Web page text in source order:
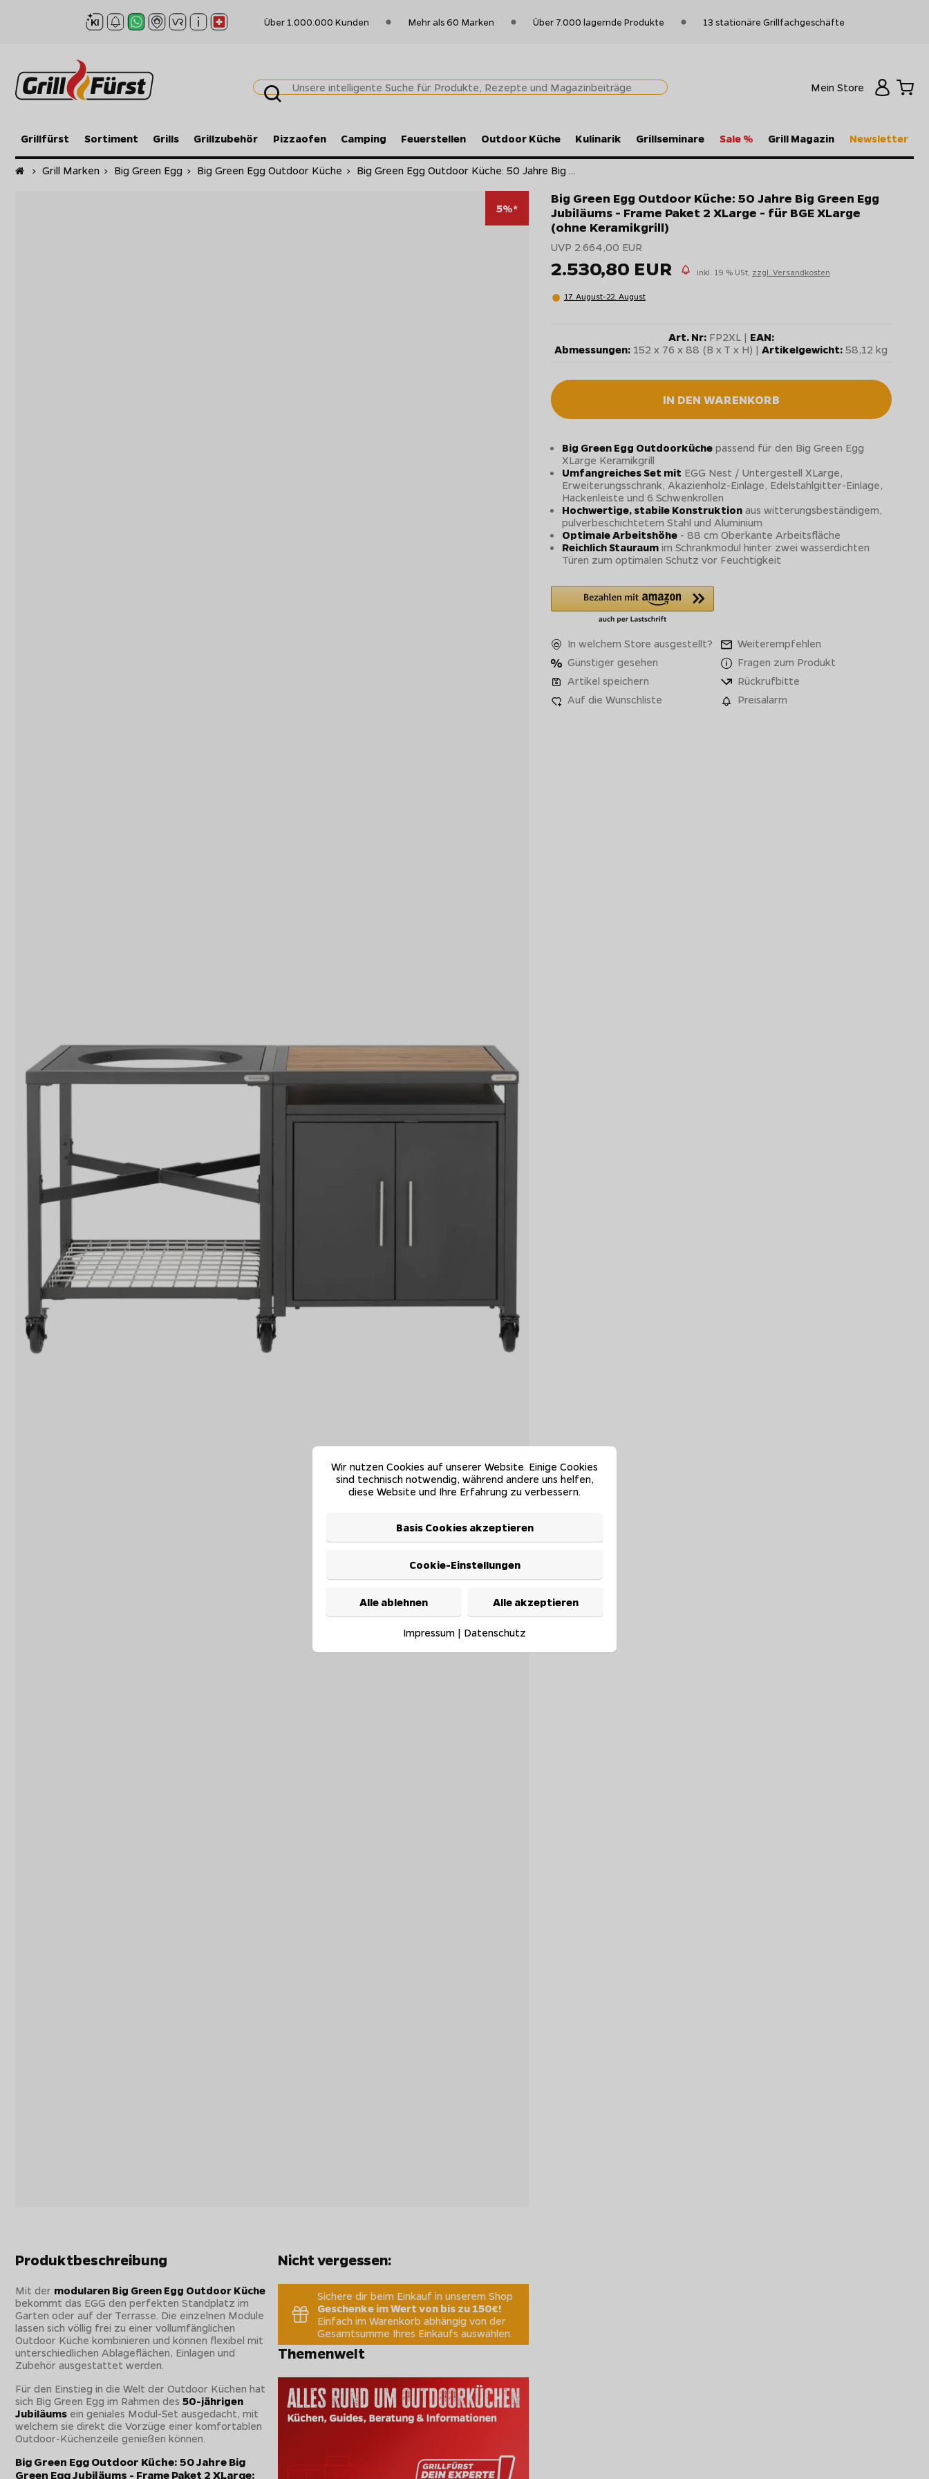
Über 1.000.000 Kunden Mehr als 60 Marken Über 7.000 lagernde Produkte 13 stationäre Grillfachgeschäfte
Mein Store
Grillfürst Sortiment Grills Grillzubehör Pizzaofen Camping Feuerstellen Outdoor Küche Kulinarik Grillseminare Sale % Grill Magazin Newsletter
Startseite
> Grill Marken > Big Green Egg > Big Green Egg Outdoor Küche > Big Green Egg Outdoor Küche: 50 Jahre Big ...
5%*
Big Green Egg Outdoor Küche: 50 Jahre Big Green Egg
Jubiläums - Frame Paket 2 XLarge - für BGE XLarge
(ohne Keramikgrill)
UVP 2.664,00 EUR
2.530,80 EUR inkl. 19 % USt, zzgl. Versandkosten
17. August-22. August
Art. Nr:FP2XL | EAN:
Abmessungen: 152 x 76 x 88 (B x T x H) |Artikelgewicht: 58,12 kg
IN DEN WARENKORB
Big Green Egg Outdoorküchepassend für den Big Green Egg
XLarge Keramikgrill
Umfangreiches Set mitEGG Nest / Untergestell XLarge,
Erweiterungsschrank, Akazienholz-Einlage, Edelstahlgitter-Einlage,
Hackenleiste und 6 Schwenkrollen
Hochwertige, stabile Konstruktionaus witterungsbeständigem,
pulverbeschichtetem Stahl und Aluminium
Optimale Arbeitshöhe- 88 cm Oberkante Arbeitsfläche
Reichlich Stauraumim Schrankmodul hinter zwei wasserdichten
Türen zum optimalen Schutz vor Feuchtigkeit
In welchem Store ausgestellt?
Weiterempfehlen
Günstiger gesehen
Fragen zum Produkt
Artikel speichern
Rückrufbitte
Auf die Wunschliste
Preisalarm
Produktbeschreibung
Mit der modularen Big Green Egg Outdoor Küche
bekommt das EGG den perfekten Standplatz im
Garten oder auf der Terrasse. Die einzelnen Module
lassen sich völlig frei zu einer vollumfänglichen
Outdoor Küche kombinieren und können flexibel mit
unterschiedlichen Ablageflächen, Einlagen und
Zubehör ausgestattet werden.
Für den Einstieg in die Welt der Outdoor Küchen hat
sich Big Green Egg im Rahmen des50-jährigen
Jubiläums ein geniales Modul-Set ausgedacht, mit
welchem sie direkt die Vorzüge einer komfortablen
Outdoor-Küchenzeile genießen können.
Big Green Egg Outdoor Küche: 50 Jahre Big
Green Egg Jubiläums - Frame Paket 2 XLarge:
Nicht vergessen:
Sichere dir beim Einkauf in unserem Shop
Geschenke im Wert von bis zu 150€!
Einfach im Warenkorb abhängig von der
Gesamtsumme Ihres Einkaufs auswählen.
Themenwelt
Wir nutzen Cookies auf unserer Website. Einige Cookies
sind technisch notwendig, während andere uns helfen,
diese Website und Ihre Erfahrung zu verbessern.
Basis Cookies akzeptieren
Cookie-Einstellungen
Alle ablehnen Alle akzeptieren
Impressum | Datenschutz